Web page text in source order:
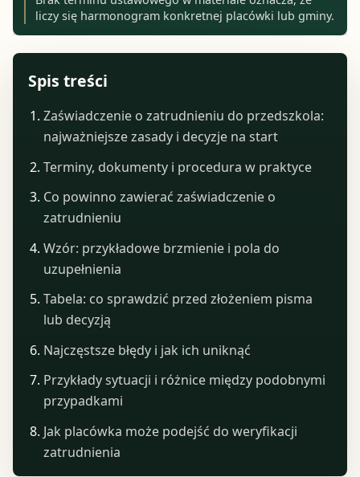
liczy się harmonogram konkretnej placówki lub gminy.
Spis treści
Zaświadczenie o zatrudnieniu do przedszkola:
najważniejsze zasady i decyzje na start
Terminy, dokumenty i procedura w praktyce
Co powinno zawierać zaświadczenie o
zatrudnieniu
Wzór: przykładowe brzmienie i pola do
uzupełnienia
Tabela: co sprawdzić przed złożeniem pisma
lub decyzją
Najczęstsze błędy i jak ich uniknąć
Przykłady sytuacji i różnice między podobnymi
przypadkami
Jak placówka może podejść do weryfikacji
zatrudnienia